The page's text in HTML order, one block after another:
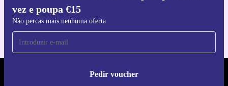
vez e poupa €15
Não percas mais nenhuma oferta
Pedir voucher
Para iOS e Android
REFURBED PORTUGAL - RETHINK NEW.